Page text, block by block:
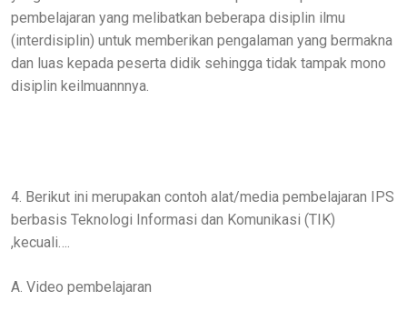
pembelajaran yang melibatkan beberapa disiplin ilmu
(interdisiplin) untuk memberikan pengalaman yang bermakna
dan luas kepada peserta didik sehingga tidak tampak mono
disiplin keilmuannnya.
4. Berikut ini merupakan contoh alat/media pembelajaran IPS
berbasis Teknologi Informasi dan Komunikasi (TIK)
,kecuali….
A. Video pembelajaran